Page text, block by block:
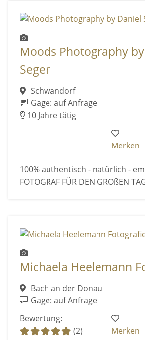
Moods Photography
Seger
Schwandorf
Gage: auf Anfrage
10 Jahre tätig
Merken
100% authentisch - natürlich -
FOTOGRAF FÜR DEN GROßEN
Michaela Heelemann
Bach an der Donau
Gage: auf Anfrage
Bewertung:
(2)
Merken